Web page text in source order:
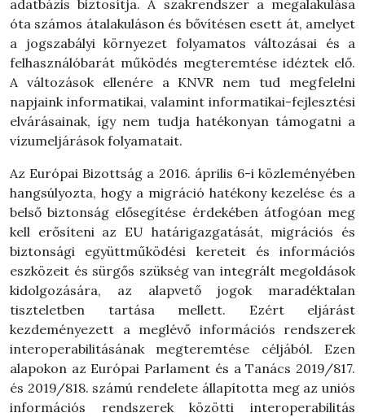
adatbázis biztosítja. A szakrendszer a megalakulása
óta számos átalakuláson és bővítésen esett át, amelyet
a jogszabályi környezet folyamatos változásai és a
felhasználóbarát működés megteremtése idéztek elő.
A változások ellenére a KNVR nem tud megfelelni
napjaink informatikai, valamint informatikai-fejlesztési
elvárásainak, így nem tudja hatékonyan támogatni a
vízumeljárások folyamatait.
Az Európai Bizottság a 2016. április 6-i közleményében
hangsúlyozta, hogy a migráció hatékony kezelése és a
belső biztonság elősegítése érdekében átfogóan meg
kell erősíteni az EU határigazgatását, migrációs és
biztonsági együttműködési kereteit és információs
eszközeit és sürgős szükség van integrált megoldások
kidolgozására, az alapvető jogok maradéktalan
tiszteletben tartása mellett. Ezért eljárást
kezdeményezett a meglévő információs rendszerek
interoperabilitásának megteremtése céljából. Ezen
alapokon az Európai Parlament és a Tanács 2019/817.
és 2019/818. számú rendelete állapította meg az uniós
információs rendszerek közötti interoperabilitás